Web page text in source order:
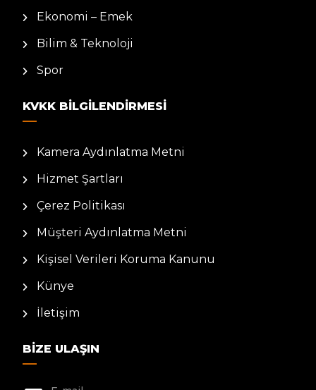
Ekonomi – Emek
Bilim & Teknoloji
Spor
KVKK BILGILENDIRMESI
Kamera Aydınlatma Metni
Hizmet Şartları
Çerez Politikası
Müşteri Aydınlatma Metni
Kişisel Verileri Koruma Kanunu
Künye
İletişim
BIZE ULAŞIN